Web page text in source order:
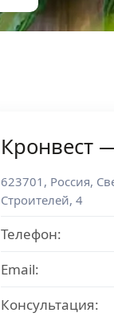
Кронвест
623701 , Россия,
Строителей, 4
Телефон:
Email:
Консультация: